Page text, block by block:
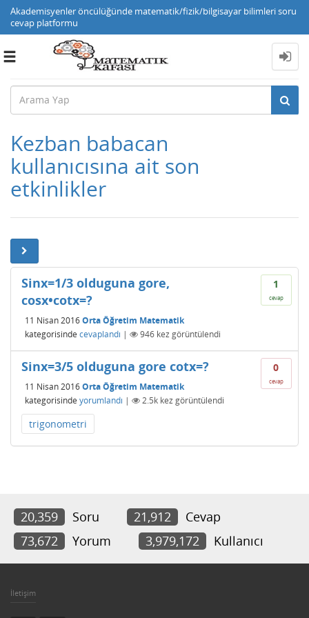
Akademisyenler öncülüğünde matematik/fizik/bilgisayar bilimleri soru
cevap platformu
Toggle
Kezban babacan
kullanıcısına ait son
etkinlikler
1
cevap
Sinx=1/3 olduguna gore,
cosx•cotx=?
11 Nisan 2016Orta Öğretim Matematik
kategorisinde cevaplandı | 946 kez görüntülendi
0
cevap
Sinx=3/5 olduguna gore cotx=?
11 Nisan 2016Orta Öğretim Matematik
kategorisinde yorumlandı | 2.5k kez görüntülendi
trigonometri
20,359 Soru 21,912
Cevap
73,672
Yorum 3,979,172 Kullanıcı
İletişim